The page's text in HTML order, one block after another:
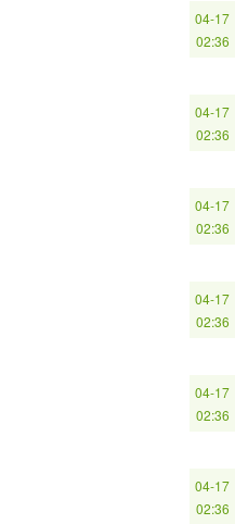
04-17
02:36
04-17
02:36
04-17
02:36
04-17
02:36
04-17
02:36
04-17
02:36